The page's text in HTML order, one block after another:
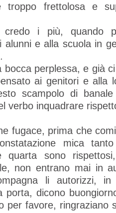
troppo frettolosa e
credo i più, quando
alunni e alla scuola in
bocca perplessa, e già
ai genitori e alla
scampolo di banale
verbo inquadrare
fugace, prima che
mica
quarta sono
non entrano mai in
li autorizzi, in
porta, dicono
per favore, ringraziano